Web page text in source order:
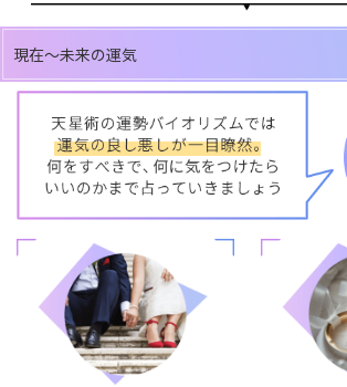
現在～未来の運気